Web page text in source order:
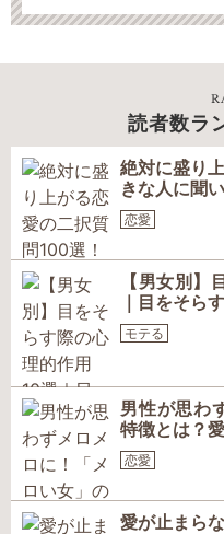
読者数ラ
絶対に盛り
きな人に聞
恋愛
【男女別
｜目をそら
モテる
男性が思わ
特徴とは？
恋愛
愛が止まら